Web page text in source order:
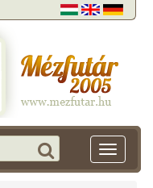
Toggle